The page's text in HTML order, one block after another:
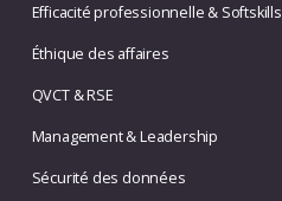
Efficacité professionnelle & Softskills
Éthique des affaires
QVCT & RSE
Management & Leadership
Sécurité des données